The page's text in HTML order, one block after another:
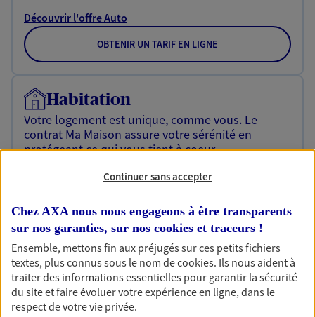
Découvrir l'offre Auto
OBTENIR UN TARIF EN LIGNE
Habitation
Votre logement est unique, comme vous. Le
contrat Ma Maison assure votre sérénité en
protégeant ce qui vous tient à coeur.
Découvrir l'offre Habitation
Garantie Accidents de la Vie
Bricoleuse, féru de jardinage, pâtissier en herbe
ou grande lectrice… personne n'est à l'abri d'un
accident du quotidien. Avec Ma Protection
Continuer sans accepter
Chez AXA nous nous engageons à être transparents
sur nos garanties, sur nos cookies et traceurs !
Ensemble, mettons fin aux préjugés sur ces petits fichiers
textes, plus connus sous le nom decookies. Ils nous aident à
traiter des informations essentielles pour garantir la sécurité
du site et faire évoluer votre expérience en ligne, dans le
respect de votre vie privée.